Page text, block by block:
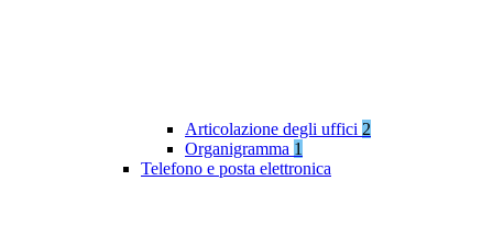
Articolazione degli uffici 2
Organigramma 1
Telefono e posta elettronica